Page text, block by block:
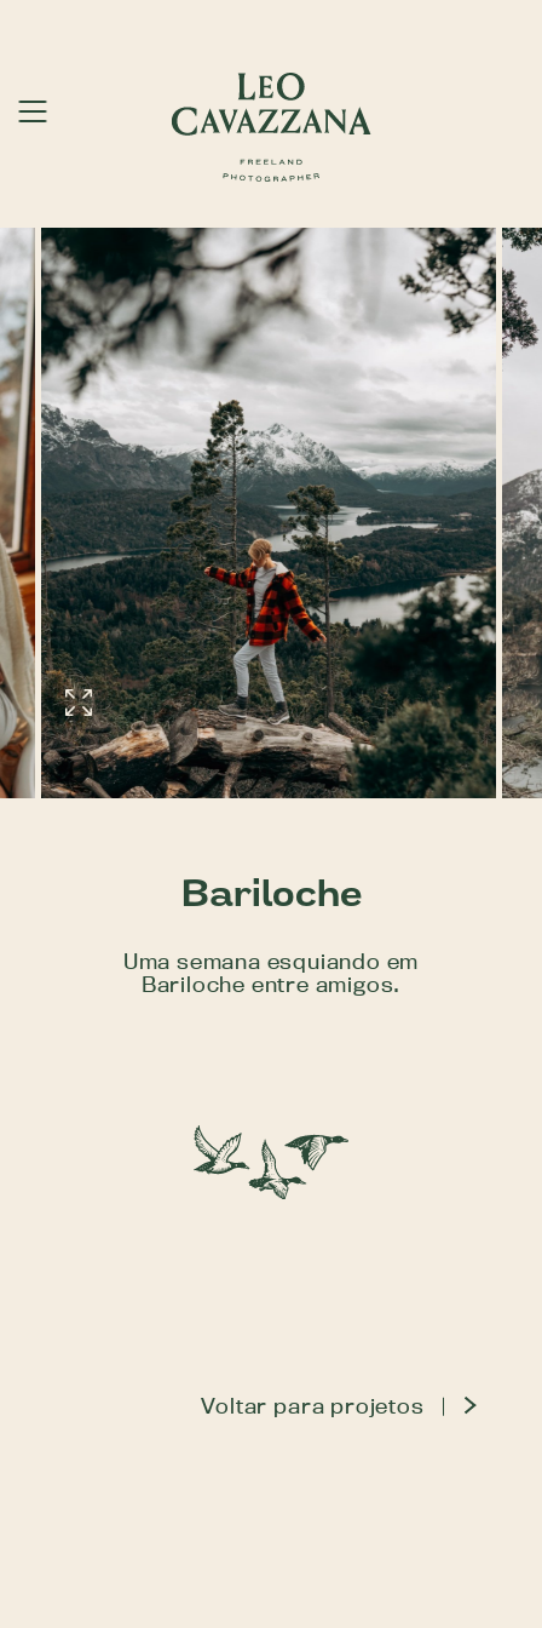
Bariloche
Uma semana esquiando em
Bariloche entre amigos.
Voltar para projetos